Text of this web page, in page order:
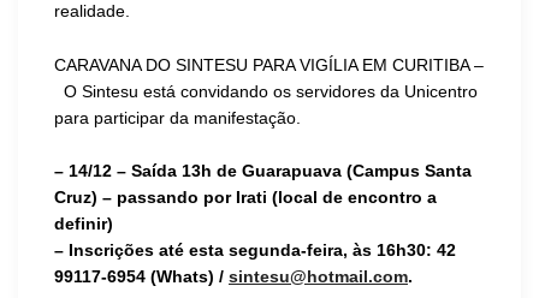
realidade.
CARAVANA DO SINTESU PARA VIGÍLIA EM CURITIBA –
O Sintesu está convidando os servidores da Unicentro
para participar da manifestação.
– 14/12 – Saída 13h de Guarapuava (Campus Santa
Cruz) – passando por Irati (local de encontro a
definir)
– Inscrições até esta segunda-feira, às 16h30: 42
99117-6954 (Whats) / sintesu@hotmail.com.